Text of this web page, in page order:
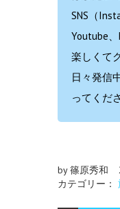
SNS（
Youtube
楽しくて
日々発信
ってくだ
by 篠原秀和
カテゴリー：